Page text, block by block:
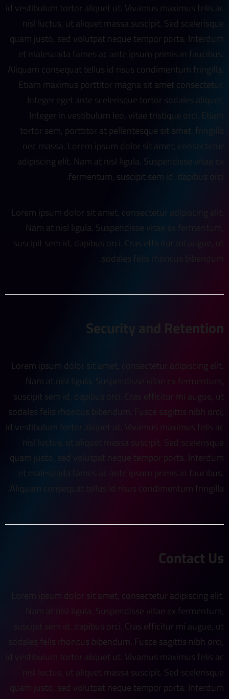
id vestibulum tortor aliquet ut. Vivamus maximus felis ac
nisl luctus, ut aliquet massa suscipit. Sed scelerisque
quam justo, sed volutpat neque tempor porta. Interdum
et malesuada fames ac ante ipsum primis in faucibus.
Aliquam consequat tellus id risus condimentum fringilla.
Etiam maximus porttitor magna sit amet consectetur.
Integer eget ante scelerisque tortor sodales aliquet.
Integer in vestibulum leo, vitae tristique orci. Etiam
tortor sem, porttitor at pellentesque sit amet, fringilla
nec massa. Lorem ipsum dolor sit amet, consectetur
adipiscing elit. Nam at nisl ligula. Suspendisse vitae ex
fermentum, suscipit sem id, dapibus orci.
Lorem ipsum dolor sit amet, consectetur adipiscing elit.
Nam at nisl ligula. Suspendisse vitae ex fermentum,
suscipit sem id, dapibus orci. Cras efficitur mi augue, ut
sodales felis rhoncus bibendum.
Security and Retention
Lorem ipsum dolor sit amet, consectetur adipiscing elit.
Nam at nisl ligula. Suspendisse vitae ex fermentum,
suscipit sem id, dapibus orci. Cras efficitur mi augue, ut
sodales felis rhoncus bibendum. Fusce sagittis nibh orci,
id vestibulum tortor aliquet ut. Vivamus maximus felis ac
nisl luctus, ut aliquet massa suscipit. Sed scelerisque
quam justo, sed volutpat neque tempor porta. Interdum
et malesuada fames ac ante ipsum primis in faucibus.
Aliquam consequat tellus id risus condimentum fringilla.
Contact Us
Lorem ipsum dolor sit amet, consectetur adipiscing elit.
Nam at nisl ligula. Suspendisse vitae ex fermentum,
suscipit sem id, dapibus orci. Cras efficitur mi augue, ut
sodales felis rhoncus bibendum. Fusce sagittis nibh orci,
id vestibulum tortor aliquet ut. Vivamus maximus felis ac
nisl luctus, ut aliquet massa suscipit. Sed scelerisque
quam justo, sed volutpat neque tempor porta. Interdum